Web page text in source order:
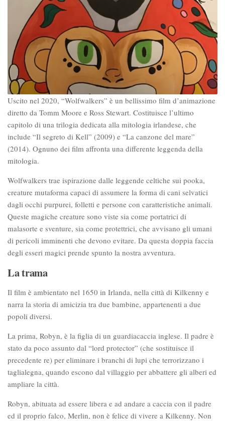
Uscito nel 2020, “Wolfwalkers” è un bellissimo film d’animazione
diretto da Tomm Moore e Ross Stewart. Costituisce l’ultimo
capitolo di una trilogia dedicata alla mitologia irlandese, che
include “Il segreto di Kell” (2009) e “La canzone del mare”
(2014). Ognuno dei film affronta una differente leggenda della
mitologia.
Wolfwalkers trae ispirazione dalle leggende celtiche sui pooka,
creature mutaforma capaci di assumere la forma di cani selvatici
dagli occhi purpurei, folletti e persone con caratteristiche animali.
Queste magiche creature sono viste sia come portatrici di
malasorte e sventure, sia come protettrici, che avvisano gli umani
di pericoli imminenti che devono evitare. Da questa doppia faccia
degli esseri magici prende spunto la nostra avventura.
La trama
Il film è ambientato nel 1650 in Irlanda, nella città di Kilkenny e
narra la storia di amicizia tra due bambine, appartenenti a due
popoli diversi.
La prima, Robyn, è la figlia di un guardiacaccia inglese. Il padre è
stato da poco assunto dal “lord protector” (che sostituisce il
precedente re) per eliminare i branchi di lupi che terrorizzano i
taglialegna, quando escono dal villaggio per abbattere gli alberi ed
ampliare la città.
Robyn, abituata ad essere libera e ad andare a caccia con il padre
ed il proprio falco, Merlin, non è felice di vivere a Kilkenny. Non